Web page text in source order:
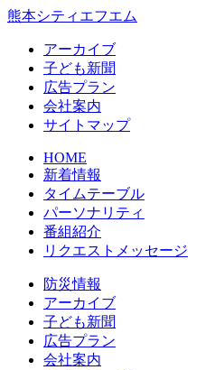
熊本シティエフエム
アーカイブ
⼦ども新聞
広告プラン
会社案内
サイトマップ
HOME
新着情報
タイムテーブル
パーソナリティ
番組紹介
リクエストメッセージ
防災情報
アーカイブ
子ども新聞
広告プラン
会社案内